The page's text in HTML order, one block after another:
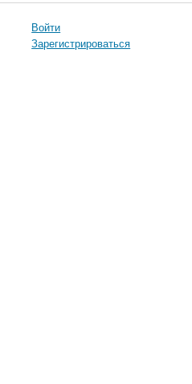
Войти
Зарегистрироваться